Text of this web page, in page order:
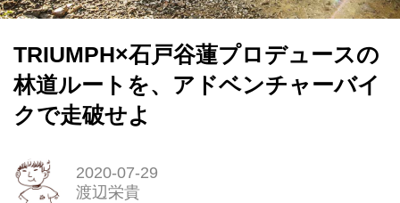
TRIUMPH×石戸谷蓮プロデュースの
林道ルートを、アドベンチャーバイ
クで走破せよ
2020-07-29
渡辺栄貴